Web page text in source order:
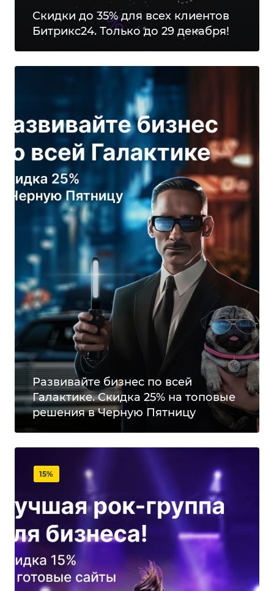
Скидки до 35% для всех клиентов
Битрикс24. Только до 29 декабря!
Развивайте бизнес по всей
Галактике. Скидка 25% на топовые
решения в Черную Пятницу
15%